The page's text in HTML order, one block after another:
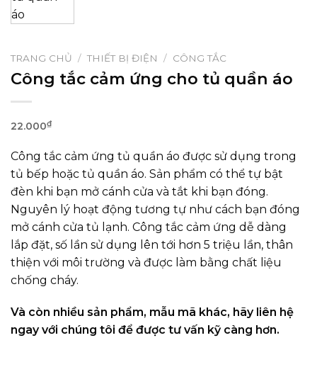
TRANG CHỦ / THIẾT BỊ ĐIỆN / CÔNG TẮC
Công tắc cảm ứng cho tủ quần áo
22.000₫
Công tắc cảm ứng tủ quần áo được sử dụng trong
tủ bếp hoặc tủ quần áo. Sản phẩm có thể tự bật
đèn khi bạn mở cánh cửa và tắt khi bạn đóng.
Nguyên lý hoạt động tương tự như cách bạn đóng
mở cánh cửa tủ lạnh. Công tắc cảm ứng dễ dàng
lắp đặt, số lần sử dụng lên tới hơn 5 triệu lần, thân
thiện với môi trường và được làm bằng chất liệu
chống cháy.
Và còn nhiều sản phẩm, mẫu mã khác, hãy liên hệ
ngay với chúng tôi để được tư vấn kỹ càng hơn.